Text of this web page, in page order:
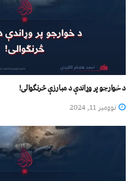
د خوارجو پر وړاندې د مبارزې څرنګوالی!
نوومبر 11, 2024